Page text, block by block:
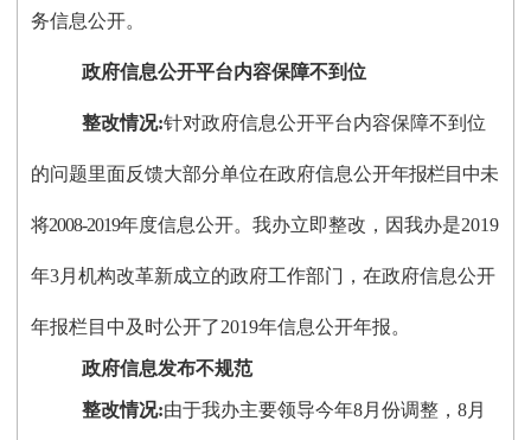
务信息公开。
政府信息公开平台内容保障不到位
整改情况:针对政府信息公开平台内容保障不到位
的问题里面反馈大部分单位在政府信息公开年报栏目中未
将2008-2019年度信息公开。我办立即整改，因我办是2019
年3月机构改革新成立的政府工作部门，在政府信息公开
年报栏目中及时公开了2019年信息公开年报。
政府信息发布不规范
整改情况:由于我办主要领导今年8月份调整，8月